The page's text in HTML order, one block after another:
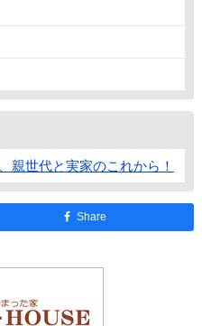
親世代と実家のこれから！
Share